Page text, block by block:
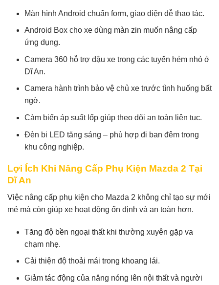
Màn hình Android chuẩn form, giao diện dễ thao tác.
Android Box cho xe dùng màn zin muốn nâng cấp
ứng dụng.
Camera 360 hỗ trợ đậu xe trong các tuyến hẻm nhỏ ở
Dĩ An.
Camera hành trình bảo vệ chủ xe trước tình huống bất
ngờ.
Cảm biến áp suất lốp giúp theo dõi an toàn liên tục.
Đèn bi LED tăng sáng – phù hợp đi ban đêm trong
khu công nghiệp.
Lợi Ích Khi Nâng Cấp Phụ Kiện Mazda 2 Tại
Dĩ An
Việc nâng cấp phụ kiện cho Mazda 2 không chỉ tạo sự mới
mẻ mà còn giúp xe hoạt động ổn định và an toàn hơn.
Tăng độ bền ngoại thất khi thường xuyên gặp va
chạm nhẹ.
Cải thiện độ thoải mái trong khoang lái.
Giảm tác động của nắng nóng lên nội thất và người